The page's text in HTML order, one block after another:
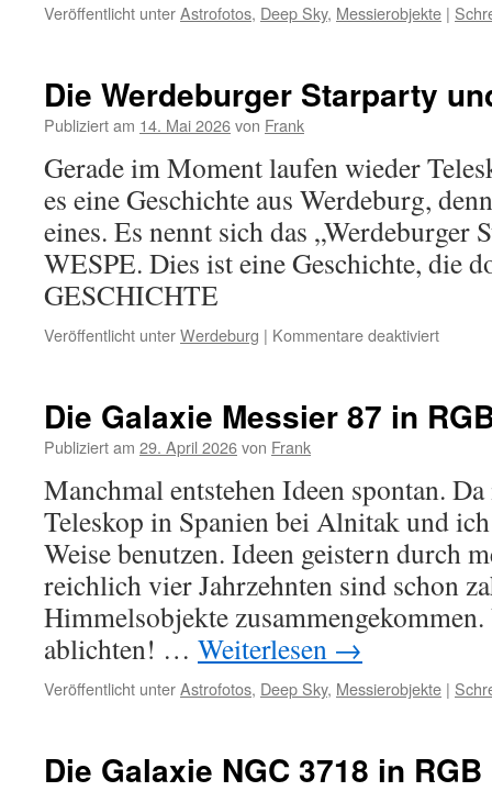
Veröffentlicht unterAstrofotos, Deep Sky, Messierobjekte |
Die Werdeburger Starparty
Publiziert am 14. Mai 2026von Frank
Gerade im Moment laufen wieder
es eine Geschichte aus Werdeburg,
eines. Es nennt sich das „Werdeburger
WESPE. Dies ist eine Geschichte, die
GESCHICHTE
Veröffentlicht unterWerdeburg | Kommentare deaktiviertfür
und
Die Galaxie Messier 87 in
Publiziert am 29. April 2026von Frank
Manchmal entstehen Ideen spontan.
Teleskop in Spanien bei Alnitak und
Weise benutzen. Ideen geistern durch
reichlich vier Jahrzehnten sind schon
Himmelsobjekte
ablichten! … Weiterlesen →
Veröffentlicht unterAstrofotos, Deep Sky, Messierobjekte |
Die Galaxie NGC 3718 in RGB